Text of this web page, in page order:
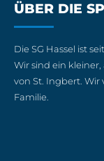
ÜBER DIE
Die SG Hassel ist
Wir sind ein
von St. Ingbert. Wir
Familie.